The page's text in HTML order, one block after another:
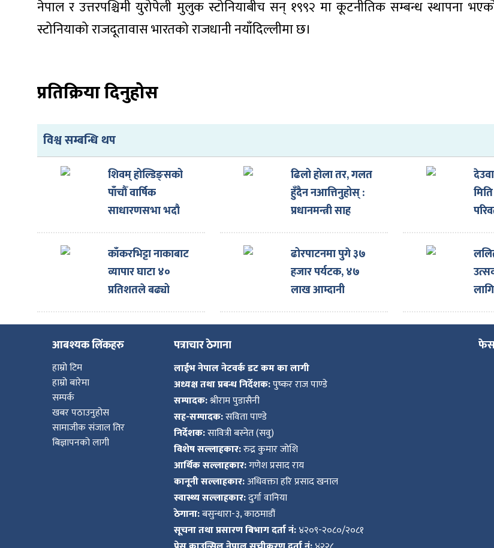
नेपाल र उत्तरपश्चिमी युरोपेली मुलुक स्टोनियाबीच सन् १९९२ मा कूटनीतिक सम्बन्ध स्थापना
स्टोनियाको राजदूतावास भारतको राजधानी नयाँदिल्लीमा छ।
प्रतिक्रिया दिनुहोस
विश्व सम्बन्धि थप
शिवम् होल्डिङ्सको
पाँचौँ वार्षिक
साधारणसभा भदौ
१४गते हुने
ढिलो होला तर, गलत
हुँदैन नआत्तिनुहोस् :
प्रधानमन्त्री साह
गते
काँकरभिट्टा नाकाबाट
व्यापार घाटा ४०
प्रतिशतले बढ्यो
ढोरपाटनमा पुगे ३७
हजार पर्यटक, ४७
लाख आम्दानी
आबश्यक लिंकहरु
हाम्रो टिम
हाम्रो बारेमा
सम्पर्क
खबर पठाउनुहोस
सामाजीक संजाल तिर
बिज्ञापनको लागी
पत्राचार ठेगाना
लाईभ नेपाल नेटवर्क डट कम का लागी
अध्यक्ष तथा प्रबन्ध निर्देशक:पुष्कर राज पाण्डे
सम्पादक:श्रीराम पुडासैनी
सह-सम्पादक:सविता पाण्डे
निर्देशक:सावित्री बस्नेत (सवु)
विशेष सल्लाहकार:रुद्र कुमार जोशि
आर्थिक सल्लाहकार:गणेश प्रसाद राय
कानूनी सल्लाहकार:अधिवक्ता हरि प्रसाद खनाल
स्वास्थ्य सल्लाहकार:दुर्गा वानिया
ठेगाना:बसुन्धारा-३, काठमाडौं
सूचना तथा प्रसारण बिभाग दर्ता नं:४२०९-२०८०/२०८१